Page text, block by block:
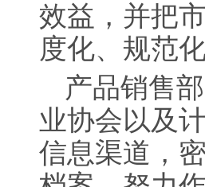
效益，并把
度化、规范
产品销售
业协会以及
信息渠道，